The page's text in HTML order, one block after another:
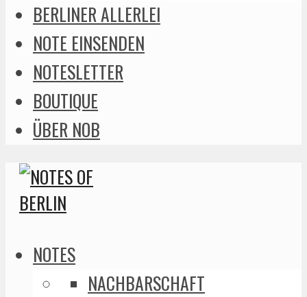
BERLINER ALLERLEI
NOTE EINSENDEN
NOTESLETTER
BOUTIQUE
ÜBER NOB
NOTES
NACHBARSCHAFT